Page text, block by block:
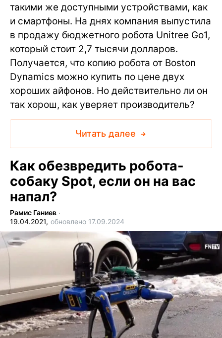
такими же доступными устройствами, как
и смартфоны. На днях компания выпустила
в продажу бюджетного робота Unitree Go1,
который стоит 2,7 тысячи долларов.
Получается, что копию робота от Boston
Dynamics можно купить по цене двух
хороших айфонов. Но действительно ли он
так хорош, как уверяет производитель?
Читать далее
Как обезвредить робота-
собаку Spot, если он на вас
напал?
Рамис Ганиев ∙
19.04.2021, обновлено 17.09.2024